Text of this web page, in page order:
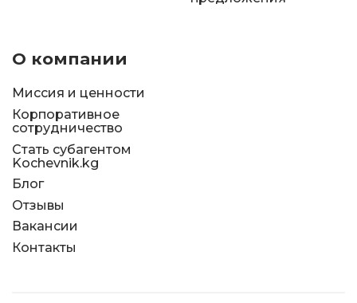
О компании
Миссия и ценности
Корпоративное
сотрудничество
Стать субагентом
Kochevnik.kg
Блог
Отзывы
Вакансии
Контакты